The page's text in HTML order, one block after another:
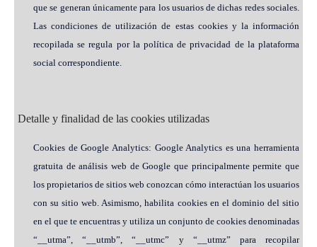
que se generan únicamente para los usuarios de dichas redes sociales.
Las condiciones de utilización de estas cookies y la información
recopilada se regula por la política de privacidad de la plataforma
social correspondiente.
Detalle y finalidad de las cookies utilizadas
Cookies de Google Analytics: Google Analytics es una herramienta
gratuita de análisis web de Google que principalmente permite que
los propietarios de sitios web conozcan cómo interactúan los usuarios
con su sitio web. Asimismo, habilita cookies en el dominio del sitio
en el que te encuentras y utiliza un conjunto de cookies denominadas
“__utma”, “__utmb”, “__utmc” y “__utmz” para recopilar